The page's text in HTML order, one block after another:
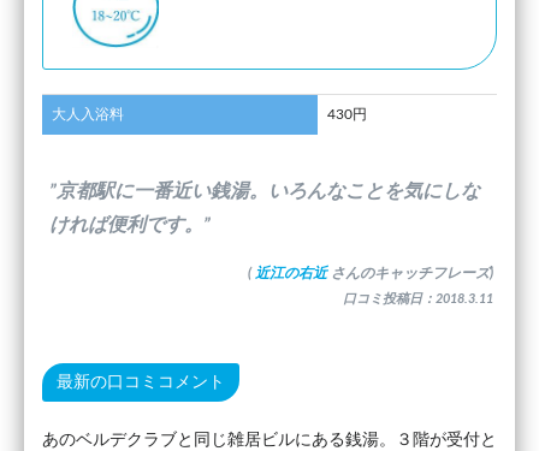
大人入浴料 430円
”京都駅に一番近い銭湯。いろんなことを気にしな
ければ便利です。”
( 近江の右近 さんのキャッチフレーズ)
口コミ投稿日：2018.3.11
最新の口コミコメント
あのベルデクラブと同じ雑居ビルにある銭湯。３階が受付と